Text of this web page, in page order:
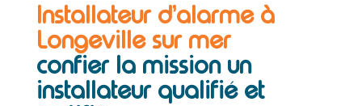
Installateur d’alarme à
Longeville sur mer
confier la mission un
installateur qualifié et